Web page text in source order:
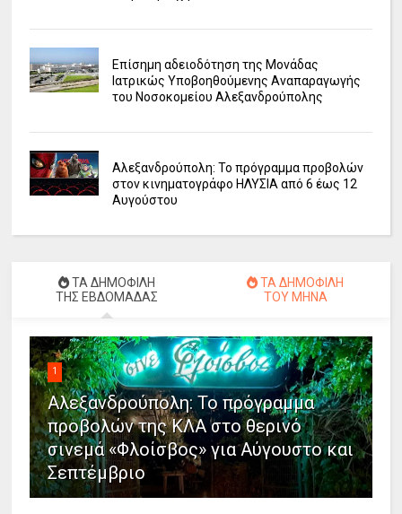
Επίσημη αδειοδότηση της Μονάδας
Ιατρικώς Υποβοηθούμενης Αναπαραγωγής
του Νοσοκομείου Αλεξανδρούπολης
Αλεξανδρούπολη: Το πρόγραμμα προβολών
στον κινηματογράφο ΗΛΥΣΙΑ από 6 έως 12
Αυγούστου
ΤΑ ΔΗΜΟΦΙΛΗ
ΤΗΣ ΕΒΔΟΜΑΔΑΣ
ΤΑ ΔΗΜΟΦΙΛΗ
ΤΟΥ ΜΗΝΑ
1
Αλεξανδρούπολη: Το πρόγραμμα
προβολών της ΚΛΑ στο θερινό
σινεμά «Φλοίσβος» για Αύγουστο και
Σεπτέμβριο